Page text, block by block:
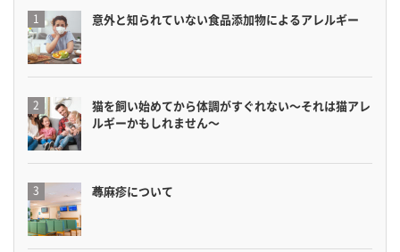
意外と知られていない食品添加物によるアレルギー
猫を飼い始めてから体調がすぐれない〜それは猫アレ
ルギーかもしれません〜
蕁麻疹について